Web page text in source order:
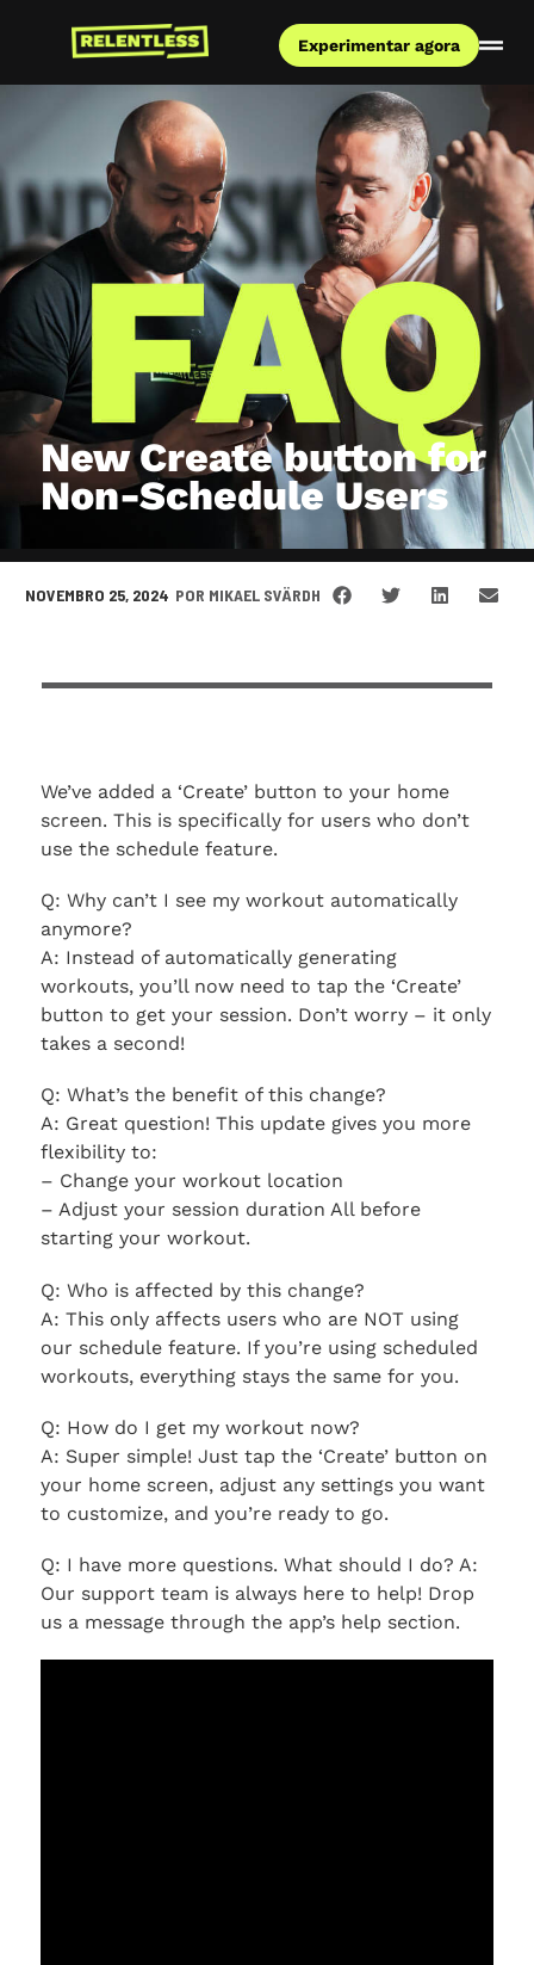
Experimentar agora
New Create button for
Non-Schedule Users
NOVEMBRO 25, 2024 POR MIKAEL SVÄRDH
We’ve added a ‘Create’ button to your home
screen. This is specifically for users who don’t
use the schedule feature.
Q: Why can’t I see my workout automatically
anymore?
A: Instead of automatically generating
workouts, you’ll now need to tap the ‘Create’
button to get your session. Don’t worry – it only
takes a second!
Q: What’s the benefit of this change?
A: Great question! This update gives you more
flexibility to:
– Change your workout location
– Adjust your session duration All before
starting your workout.
Q: Who is affected by this change?
A: This only affects users who are NOT using
our schedule feature. If you’re using scheduled
workouts, everything stays the same for you.
Q: How do I get my workout now?
A: Super simple! Just tap the ‘Create’ button on
your home screen, adjust any settings you want
to customize, and you’re ready to go.
Q: I have more questions. What should I do? A:
Our support team is always here to help! Drop
us a message through the app’s help section.